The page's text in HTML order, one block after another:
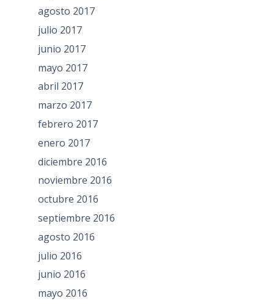
agosto 2017
julio 2017
junio 2017
mayo 2017
abril 2017
marzo 2017
febrero 2017
enero 2017
diciembre 2016
noviembre 2016
octubre 2016
septiembre 2016
agosto 2016
julio 2016
junio 2016
mayo 2016